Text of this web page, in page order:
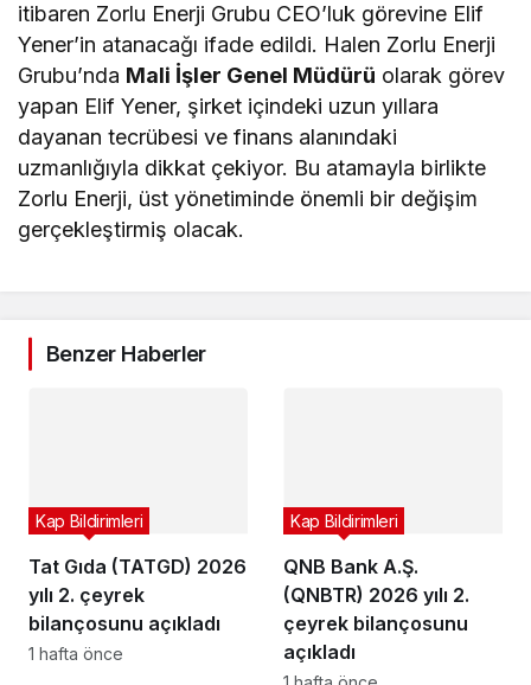
itibaren Zorlu Enerji Grubu CEO’luk görevine Elif
Yener’in atanacağı ifade edildi. Halen Zorlu Enerji
Grubu’nda Mali İşler Genel Müdürü olarak görev
yapan Elif Yener, şirket içindeki uzun yıllara
dayanan tecrübesi ve finans alanındaki
uzmanlığıyla dikkat çekiyor. Bu atamayla birlikte
Zorlu Enerji, üst yönetiminde önemli bir değişim
gerçekleştirmiş olacak.
Benzer Haberler
Tat Gıda (TATGD) 2026
yılı 2. çeyrek
bilançosunu açıkladı
Kap Bildirimleri
1 hafta önce
QNB Bank A.Ş.
(QNBTR) 2026 yılı 2.
çeyrek bilançosunu
açıkladı
Kap Bildirimleri